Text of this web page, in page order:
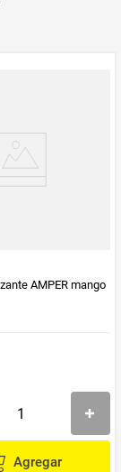
AMPER mango
Agregar